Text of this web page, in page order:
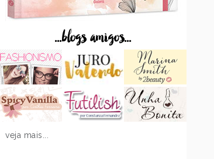
...blogs amigos...
veja mais...